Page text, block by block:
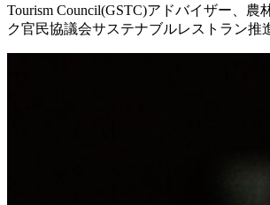
Tourism Council(GSTC)アドバイザー、農
ク官民協議会サステナブルレストラン推